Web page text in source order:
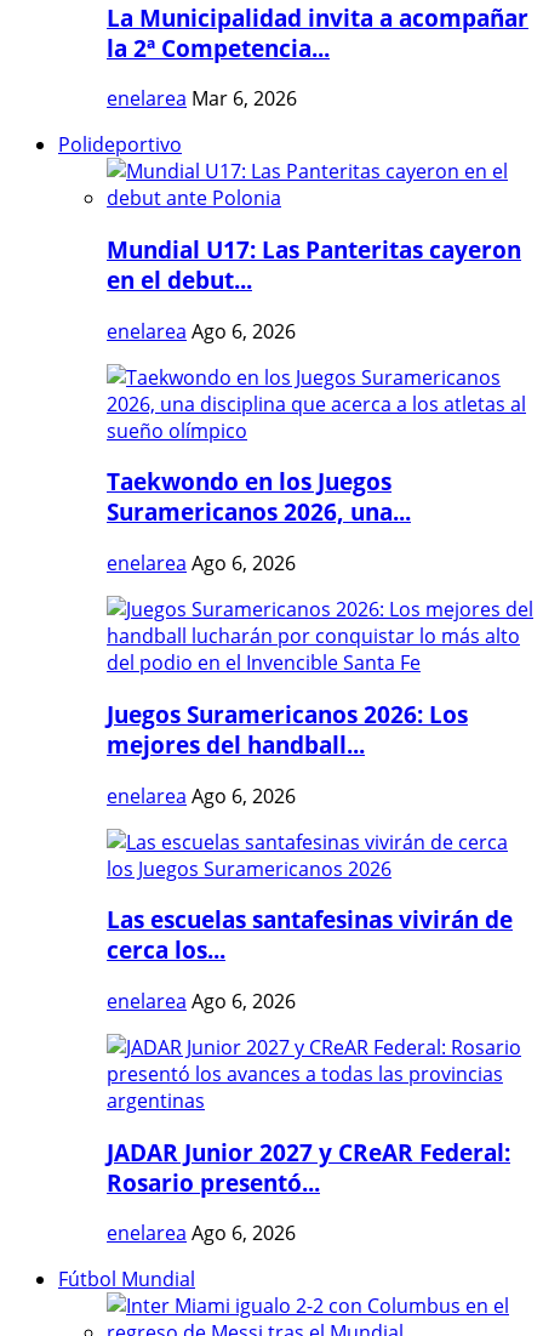
La Municipalidad invita a acompañar
la 2ª Competencia...
enelarea Mar 6, 2026
Polideportivo
Mundial U17: Las Panteritas cayeron
en el debut...
enelarea Ago 6, 2026
Taekwondo en los Juegos
Suramericanos 2026, una...
enelarea Ago 6, 2026
Juegos Suramericanos 2026: Los
mejores del handball...
enelarea Ago 6, 2026
Las escuelas santafesinas vivirán de
cerca los...
enelarea Ago 6, 2026
JADAR Junior 2027 y CReAR Federal:
Rosario presentó...
enelarea Ago 6, 2026
Fútbol Mundial